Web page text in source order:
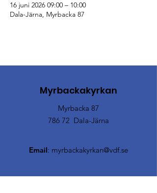
16 juni 2026 09:00 – 10:00
Dala-Järna, Myrbacka 87
Myrbackakyrkan
Myrbacka 87
786 72 Dala-Järna
Email: myrbackakyrkan@vdf.se